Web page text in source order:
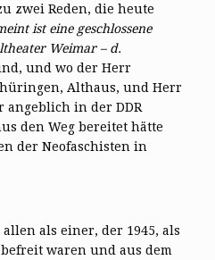
zwei Reden, die heute
ist eine geschlossene
Weimar – d.
und wo der Herr
Althaus, und Herr
angeblich in der DDR
den Weg bereitet hätte
der Neofaschisten in
als einer, der 1945, als
waren und aus dem